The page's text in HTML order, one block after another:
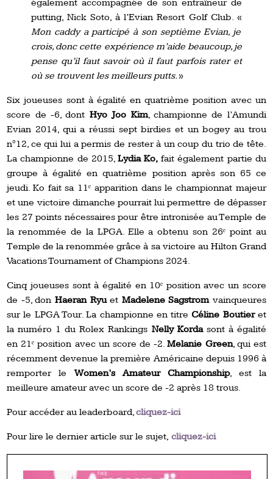
également accompagnée de son entraîneur de
putting, Nick Soto, à l’Evian Resort Golf Club. «
Mon caddy a participé à son septième Evian, je
crois, donc cette expérience m’aide beaucoup, je
pense qu’il faut savoir où il faut parfois rater et
où se trouvent les meilleurs putts.»
Six joueuses sont à égalité en quatrième position avec un
score de -6, dont Hyo Joo Kim, championne de l’Amundi
Evian 2014, qui a réussi sept birdies et un bogey au trou
n°12, ce qui lui a permis de rester à un coup du trio de tête.
La championne de 2015, Lydia Ko, fait également partie du
groupe à égalité en quatrième position après son 65 ce
jeudi. Ko fait sa 11ᵉ apparition dans le championnat majeur
et une victoire dimanche pourrait lui permettre de dépasser
les 27 points nécessaires pour être intronisée au Temple de
la renommée de la LPGA. Elle a obtenu son 26ᵉ point au
Temple de la renommée grâce à sa victoire au Hilton Grand
Vacations Tournament of Champions 2024.
Cinq joueuses sont à égalité en 10ᵉ position avec un score
de -5, don Haeran Ryuet Madelene Sagstrom vainqueures
sur le LPGA Tour. La championne en titre Céline Boutieret
la numéro 1 du Rolex Rankings Nelly Kordasont à égalité
en 21ᵉ position avec un score de -2.Melanie Green, qui est
récemment devenue la première Américaine depuis 1996 à
remporter le Women’s Amateur Championship, est la
meilleure amateur avec un score de -2 après 18 trous.
Pour accéder au leaderboard,cliquez-ici
Pour lire le dernier article sur le sujet, cliquez-ici